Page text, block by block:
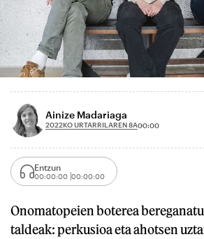
Ainize Madariaga
2022KO URTARRILAREN 8A00:00
Entzun
00:00:00 00:00:00
Onomatopeien boterea
taldeak: perkusioa eta ahotsen